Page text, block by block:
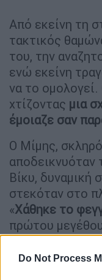
Do Not Process
Από εκείνη τη
τακτικός
του, την
ενώ εκείνη
να το
χτίζοντας μια
έμοιαζε σαν
Ο Μίμης,
Βίκυ, δυναμική
στεκόταν στο
«Χάθηκε το
πρώτου
διάσταση. Ένα
Βίκυ